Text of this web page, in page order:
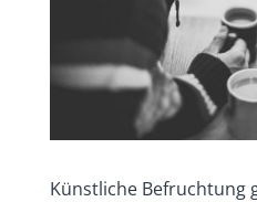
Künstliche Befruchtung